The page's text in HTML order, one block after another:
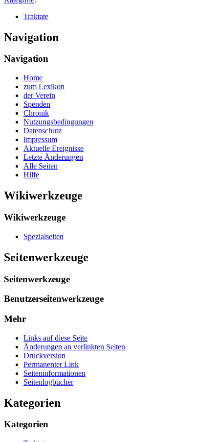
Traktate
Navigation
Navigation
Home
zum Lexikon
der Verein
Spenden
Chronik
Nutzungsbedingungen
Datenschutz
Impressum
Aktuelle Ereignisse
Letzte Änderungen
Alle Seiten
Hilfe
Wikiwerkzeuge
Wikiwerkzeuge
Spezialseiten
Seitenwerkzeuge
Seitenwerkzeuge
Benutzerseitenwerkzeuge
Mehr
Links auf diese Seite
Änderungen an verlinkten Seiten
Druckversion
Permanenter Link
Seiten­­informationen
Seitenlogbücher
Kategorien
Kategorien